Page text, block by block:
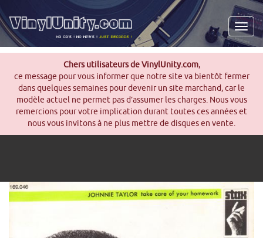
Chers utilisateurs de VinylUnity.com,
ce message pour vous informer que notre site va bientôt fermer
dans quelques semaines pour devenir un site marchand, car le
modèle actuel ne permet pas d’assumer les charges. Nous vous
remercions pour votre implication durant toutes ces années et
nous vous invitons à ne plus mettre de disques en vente.